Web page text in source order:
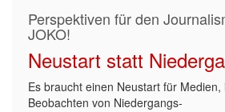
Perspektiven für den
JOKO!
Neustart statt
Es braucht einen Neustart für
Beobachten von Niedergangs-